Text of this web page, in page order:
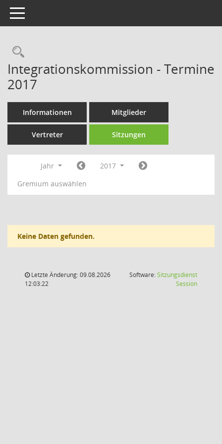
Toggle navigation
Rechercheauswahl
Integrationskommission - Termine
2017
Informationen Mitglieder
Vertreter Sitzungen
Jahr
2017
Gremium auswählen
Keine Daten gefunden.
Letzte Änderung: 09.08.2026
12:03:22
Software:Sitzungsdienst
Session(Wird in